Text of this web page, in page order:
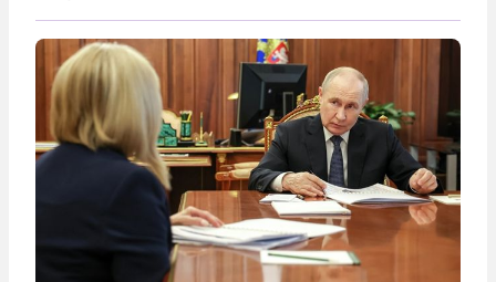
TPAO в разработке нефти иракского Киркука и
«Дороги развития» подтверждают...